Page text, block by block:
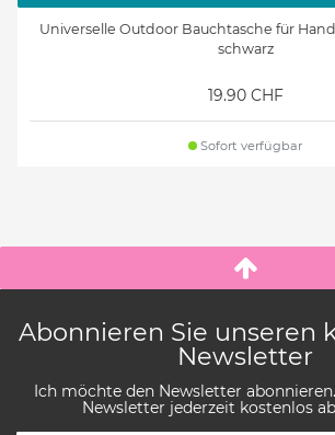
Universelle Outdoor Bauchtasche für
schwarz
19.90 CHF
Sofort verfügbar
Abonnieren Sie unseren
Newsletter
Ich möchte den Newsletter
Newsletter jederzeit kostenlos